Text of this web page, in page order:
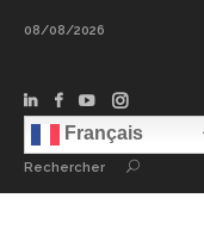
08/08/2026
Français
Rechercher